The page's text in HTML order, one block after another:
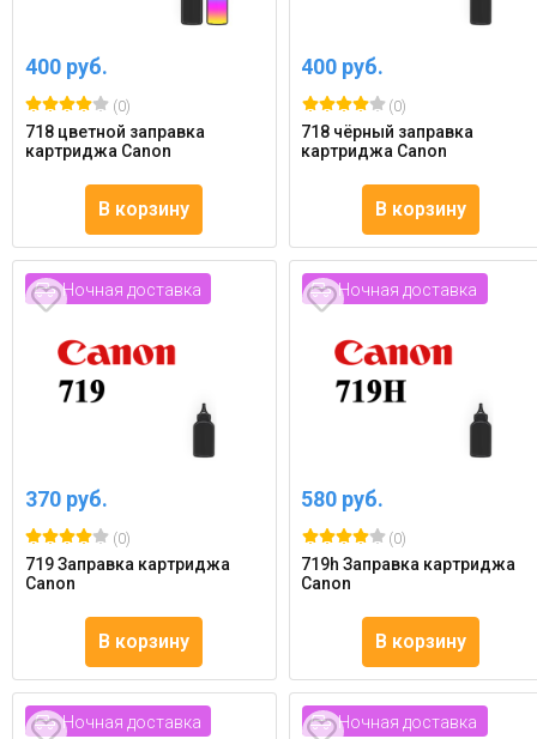
400 руб.
(0)
718 цветной заправка
картриджа Canon
В корзину
400 руб.
(0)
718 чёрный заправка
картриджа Canon
В корзину
Ночная доставка
370 руб.
(0)
719 Заправка картриджа
Canon
В корзину
Ночная доставка
580 руб.
(0)
719h Заправка картриджа
Canon
В корзину
Ночная доставка Ночная доставка